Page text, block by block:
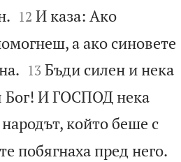

12 И каза: Ако
а ако синовете

13 Бъди силен и нека
Бог! И ГОСПОД нека
който беше с
побягнаха пред него.